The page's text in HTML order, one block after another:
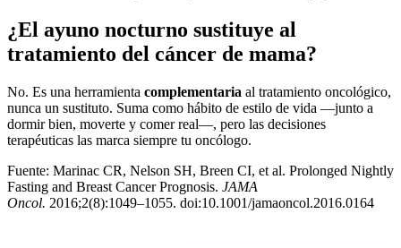
¿El ayuno nocturno sustituye al
tratamiento del cáncer de mama?
No. Es una herramienta complementaria al tratamiento oncológico,
nunca un sustituto. Suma como hábito de estilo de vida —junto a
dormir bien, moverte y comer real—, pero las decisiones
terapéuticas las marca siempre tu oncólogo.
Fuente: Marinac CR, Nelson SH, Breen CI, et al. Prolonged Nightly
Fasting and Breast Cancer Prognosis. JAMA
Oncol. 2016;2(8):1049–1055. doi:10.1001/jamaoncol.2016.0164